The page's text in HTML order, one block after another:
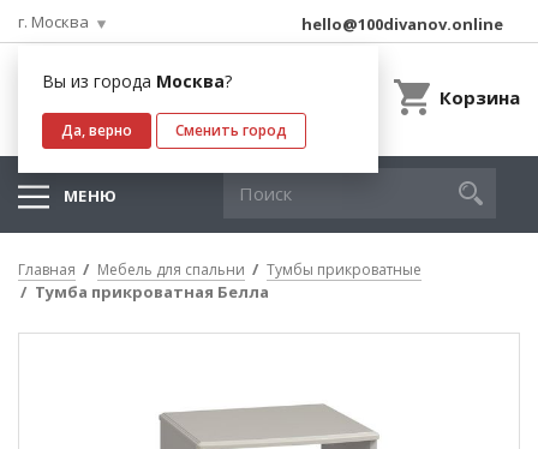
г. Москва
Вы из города Москва?
Да, верно Сменить город
hello@100divanov.online
Корзина
МЕНЮ
Главная Мебель для спальни Тумбы прикроватные
Тумба прикроватная Белла